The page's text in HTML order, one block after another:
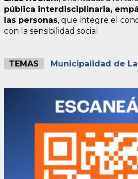
pública interdisciplinaria,
las personas, que integre el
con la sensibilidad social.
TEMAS Municipalidad de